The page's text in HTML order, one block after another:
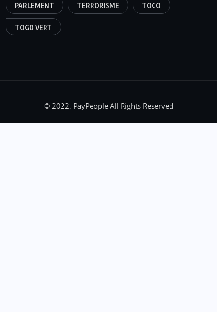
PARLEMENT TERRORISME TOGO
TOGO VERT
© 2022, PayPeople All Rights Reserved